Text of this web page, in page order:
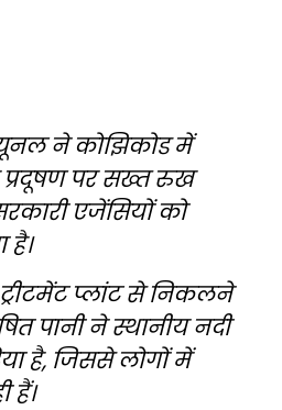
ने कोझिकोड में
पर सख्त रुख
एजेंसियों को
है।
प्लांट से निकलने
पानी ने स्थानीय नदी
है, जिससे लोगों में
हैं।